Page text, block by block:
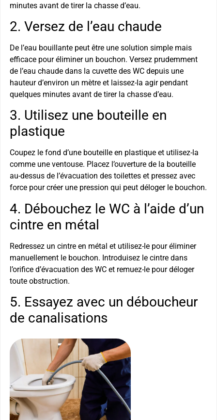
minutes avant de tirer la chasse d’eau.
2. Versez de l’eau chaude
De l’eau bouillante peut être une solution simple mais
efficace pour éliminer un bouchon. Versez prudemment
de l’eau chaude dans la cuvette des WC depuis une
hauteur d’environ un mètre et laissez-la agir pendant
quelques minutes avant de tirer la chasse d’eau.
3. Utilisez une bouteille en
plastique
Coupez le fond d’une bouteille en plastique et utilisez-la
comme une ventouse. Placez l’ouverture de la bouteille
au-dessus de l’évacuation des toilettes et pressez avec
force pour créer une pression qui peut déloger le bouchon.
4. Débouchez le WC à l’aide d’un
cintre en métal
Redressez un cintre en métal et utilisez-le pour éliminer
manuellement le bouchon. Introduisez le cintre dans
l’orifice d’évacuation des WC et remuez-le pour déloger
toute obstruction.
5. Essayez avec un déboucheur
de canalisations